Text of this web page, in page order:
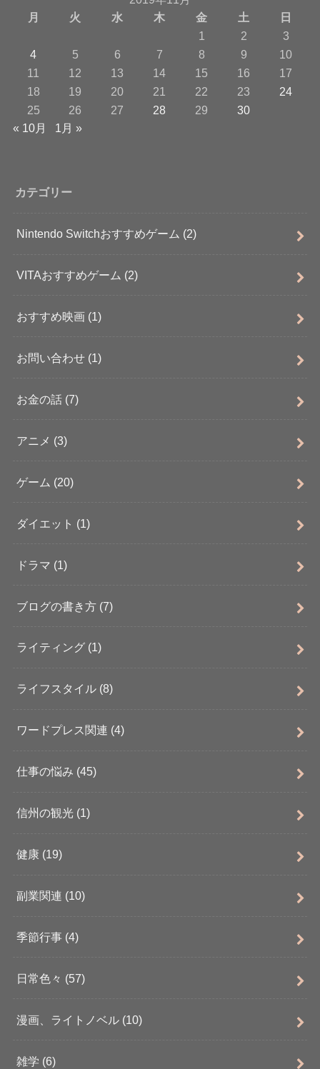
月
火 水 木 金 土
日
1
2
3
4
5 6 7 8 9
10
11
12 13 14 15 16
17
18
19 20 21 22 23
24
25
26 27 28 29
30
« 10月
1月 »
カテゴリー
Nintendo Switchおすすめゲーム (2)
VITAおすすめゲーム (2)
おすすめ映画 (1)
お問い合わせ (1)
お金の話 (7)
アニメ (3)
ゲーム (20)
ダイエット (1)
ドラマ (1)
ブログの書き方 (7)
ライティング (1)
ライフスタイル (8)
ワードプレス関連 (4)
仕事の悩み (45)
信州の観光 (1)
健康 (19)
副業関連 (10)
季節行事 (4)
日常色々 (57)
漫画、ライトノベル (10)
雑学 (6)